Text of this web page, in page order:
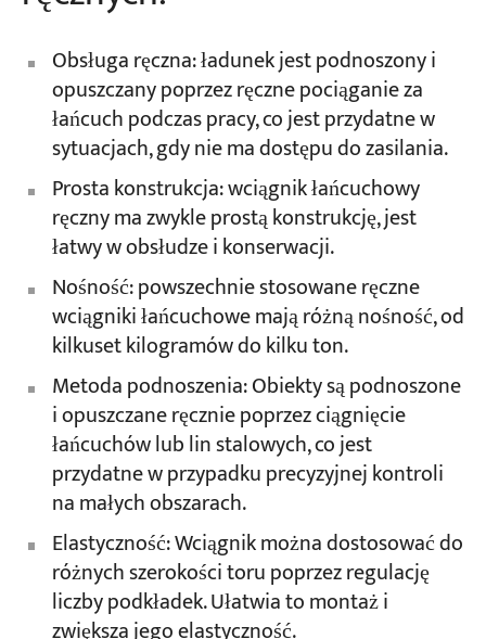
Obsługa ręczna: ładunek jest podnoszony i
opuszczany poprzez ręczne pociąganie za
łańcuch podczas pracy, co jest przydatne w
sytuacjach, gdy nie ma dostępu do zasilania.
Prosta konstrukcja: wciągnik łańcuchowy
ręczny ma zwykle prostą konstrukcję, jest
łatwy w obsłudze i konserwacji.
Nośność: powszechnie stosowane ręczne
wciągniki łańcuchowe mają różną nośność, od
kilkuset kilogramów do kilku ton.
Metoda podnoszenia: Obiekty są podnoszone
i opuszczane ręcznie poprzez ciągnięcie
łańcuchów lub lin stalowych, co jest
przydatne w przypadku precyzyjnej kontroli
na małych obszarach.
Elastyczność: Wciągnik można dostosować do
różnych szerokości toru poprzez regulację
liczby podkładek. Ułatwia to montaż i